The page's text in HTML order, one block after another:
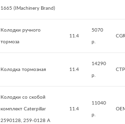
1665 (IMachinery Brand)
Колодки ручного
тормоза
11.4
5070
р.
CGR
Колодка тормозная 11.4
14290
р.
CTP
Колодки со скобой
комплект Caterpillar
2590128, 259-0128 A
11.4
11040
р.